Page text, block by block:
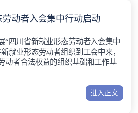
劳动者入会集中行动启动
“四川省新就业形态劳动者入会集中
就业形态劳动者组织到工会中来，
动者合法权益的组织基础和工作基
进入正文